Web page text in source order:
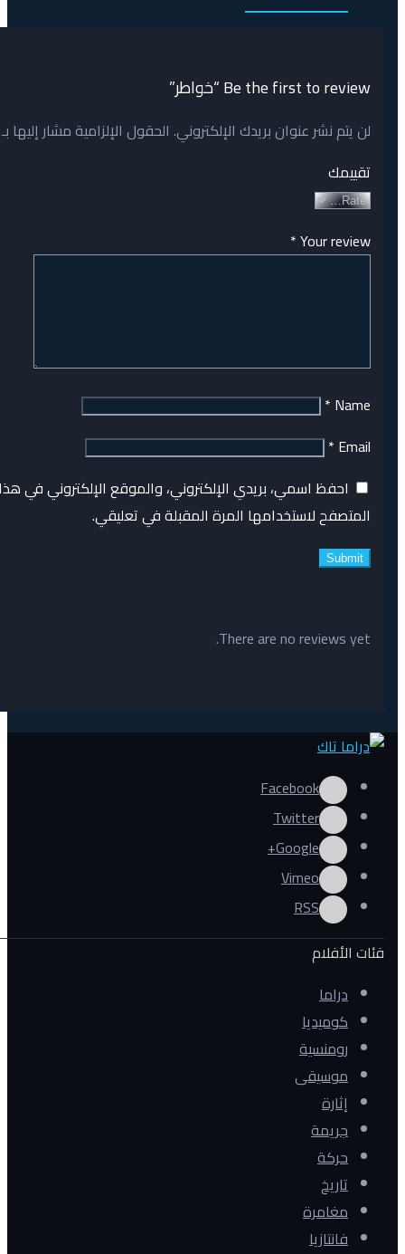
Be the first to review “خواطر”
لن يتم نشر عنوان بريدك الإلكتروني. الحقول الإلزامية مشار إليها
تقييمك
Your review
*
Name
*
Email
*
احفظ اسمي، بريدي الإلكتروني، والموقع الإلكتروني في
المتصفح لاستخدامها المرة المقبلة في تعليقي.
There are no reviews yet.
Facebook
Twitter
Google+
Vimeo
RSS
فئات الأفلام
دراما
كوميديا
رومنسية
موسيقى
إثارة
جريمة
حركة
تاريخ
مغامرة
فانتازيا